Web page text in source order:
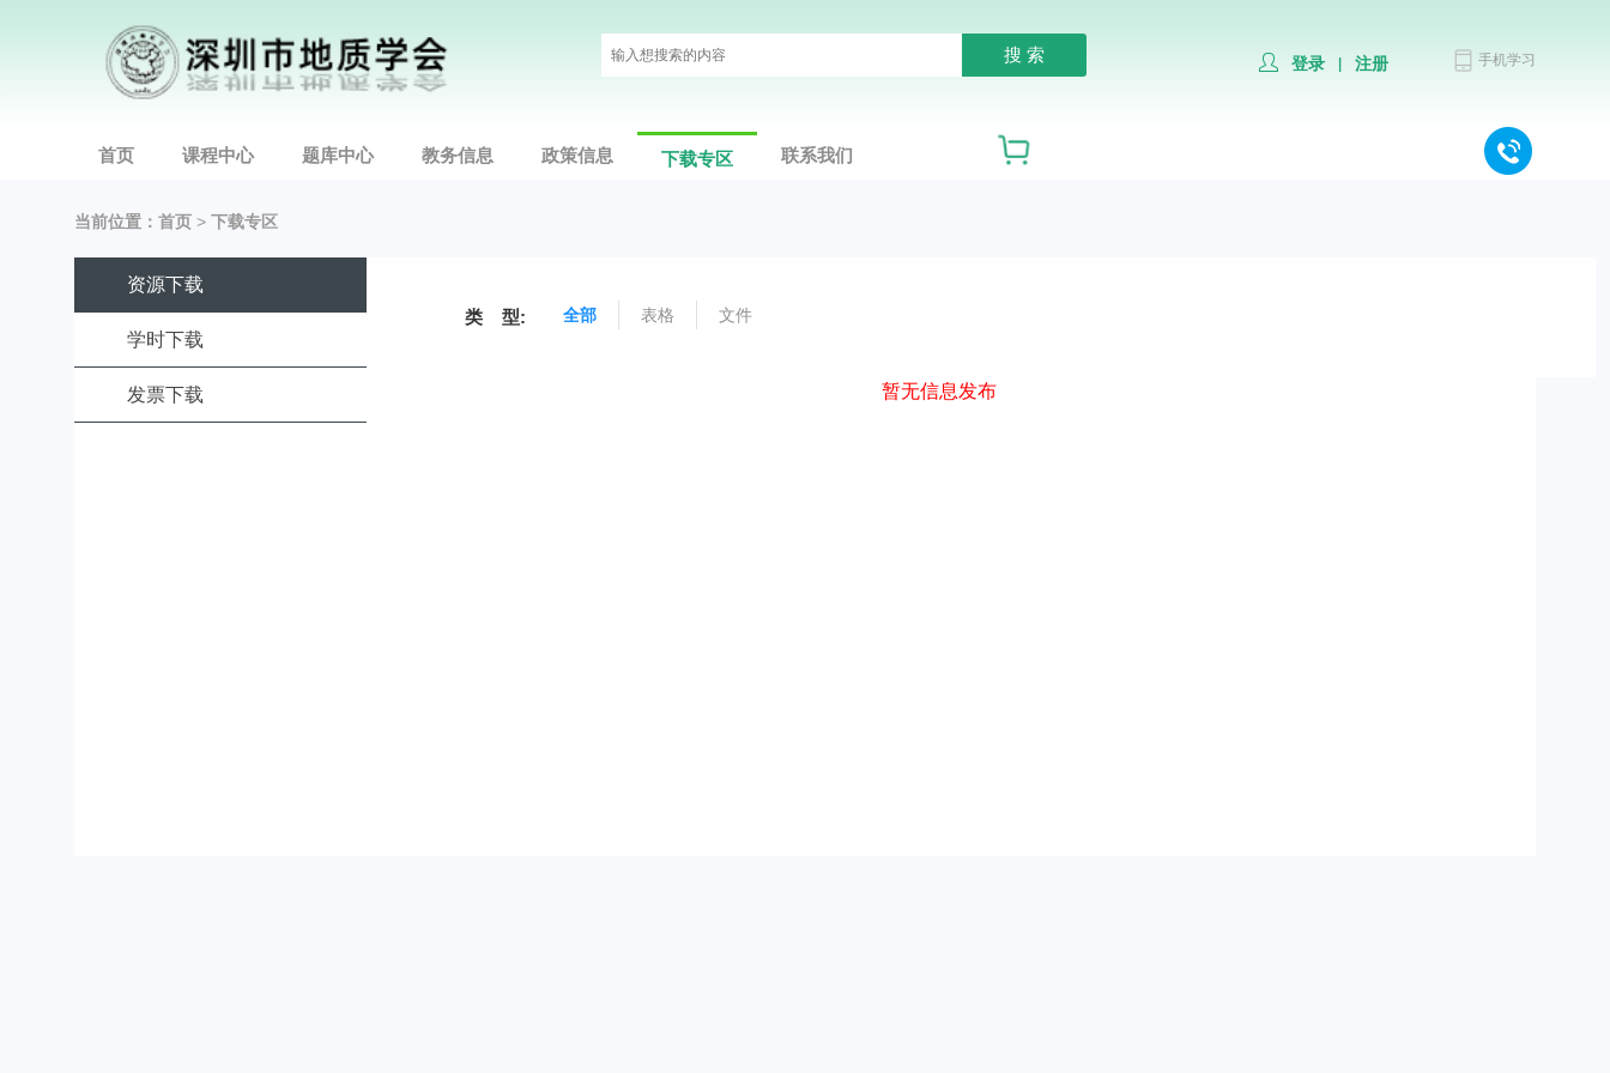
手机学习
登录 注册
首页 课程中心 题库中心 教务信息 政策信息 下载专区 联系我们
当前位置： 首页 > 下载专区
资源下载
学时下载
发票下载
类 型: 全部 表格 文件
暂无信息发布